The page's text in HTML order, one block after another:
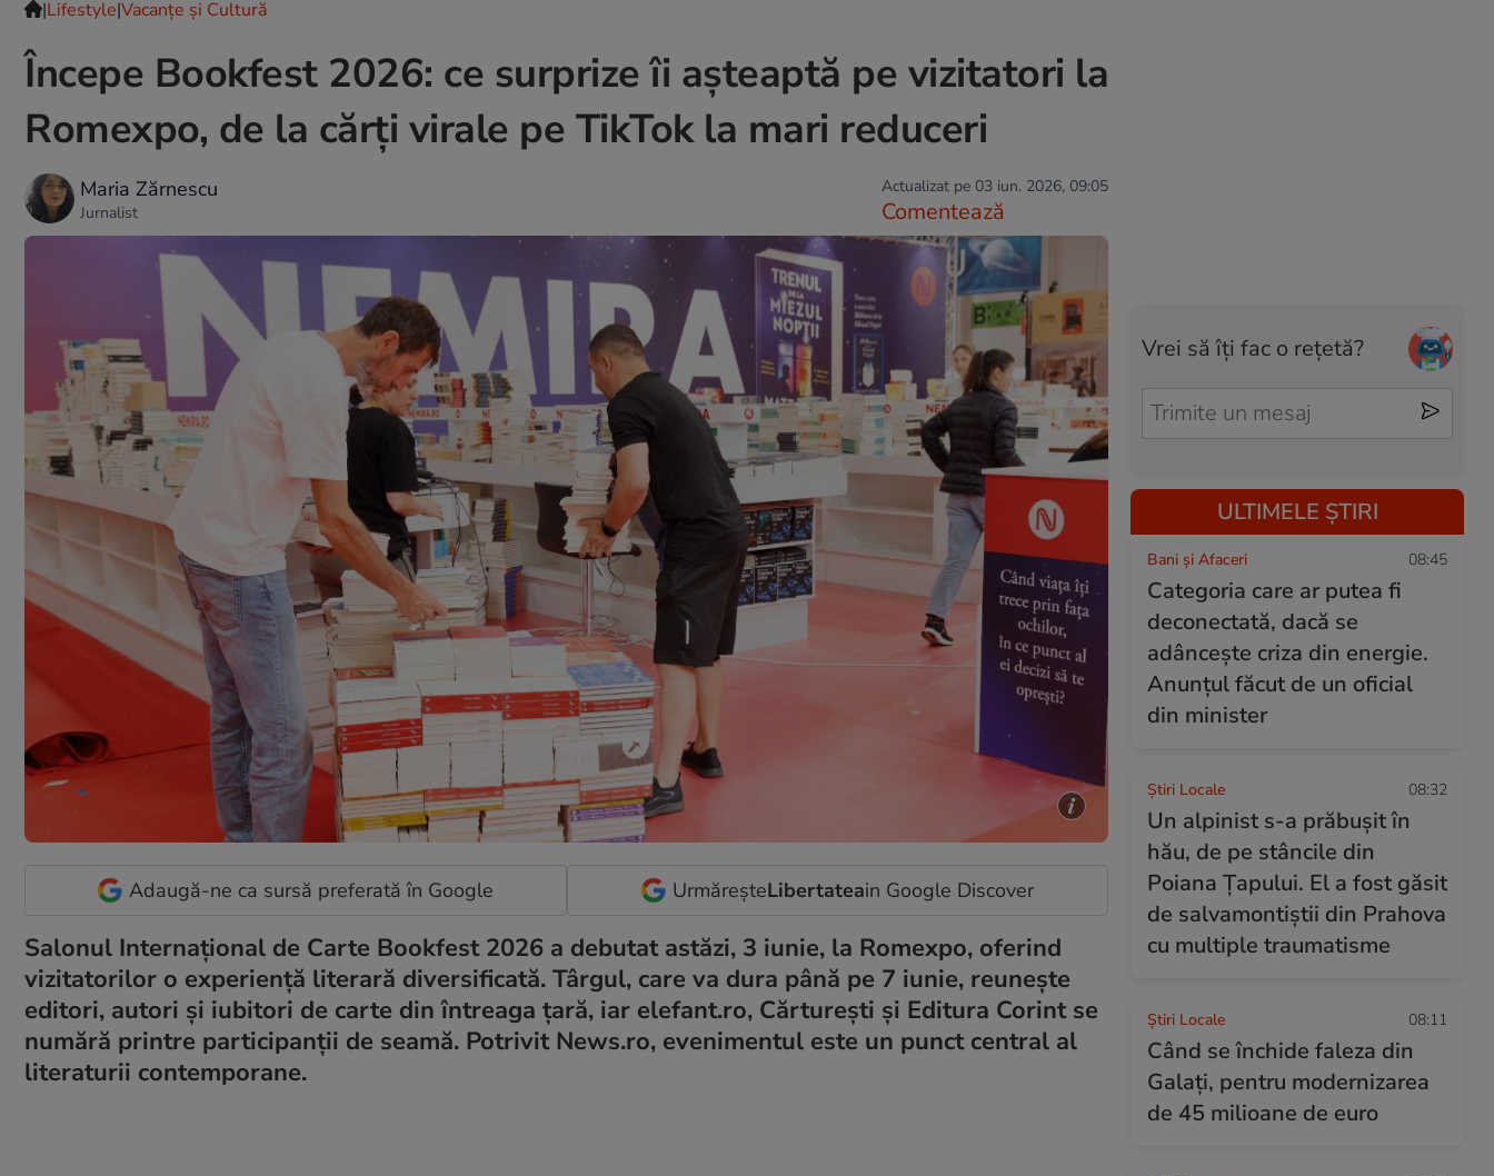
|Lifestyle|Vacanțe și Cultură
Începe Bookfest 2026: ce surprize îi așteaptă pe vizitatori la
Romexpo, de la cărți virale pe TikTok la mari reduceri
Maria Zărnescu
Jurnalist
Actualizat pe 03 iun. 2026, 09:05
Comentează
Adaugă-ne ca sursă preferată în Google UrmăreșteLibertateain Google Discover
Salonul Internaţional de Carte Bookfest 2026 a debutat astăzi, 3 iunie, la Romexpo, oferind
vizitatorilor o experienţă literară diversificată. Târgul, care va dura până pe 7 iunie, reuneşte
editori, autori şi iubitori de carte din întreaga ţară, iar elefant.ro, Cărtureşti şi Editura Corint se
numără printre participanţii de seamă. Potrivit News.ro, evenimentul este un punct central al
literaturii contemporane.
Vrei să îți fac o rețetă?
ULTIMELE ȘTIRI
Bani și Afaceri 08:45
Categoria care ar putea fi
deconectată, dacă se
adâncește criza din energie.
Anunțul făcut de un oficial
din minister
Știri Locale 08:32
Un alpinist s-a prăbușit în
hău, de pe stâncile din
Poiana Țapului. El a fost găsit
de salvamontiştii din Prahova
cu multiple traumatisme
Știri Locale 08:11
Când se închide faleza din
Galați, pentru modernizarea
de 45 milioane de euro